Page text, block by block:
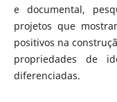
e documental,
projetos que
positivos na
propriedades de
diferenciadas.